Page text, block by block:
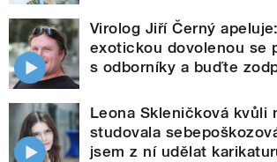
Virolog Jiří Černý
exotickou dovolenou se
s odborníky a buďte
Leona Skleničková kvůli
studovala
jsem z ní udělat